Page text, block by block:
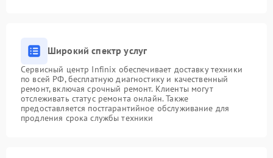
Широкий спектр услуг
Сервисный центр Infinix обеспечивает доставку техники
по всей РФ, бесплатную диагностику и качественный
ремонт, включая срочный ремонт. Клиенты могут
отслеживать статус ремонта онлайн. Также
предоставляется постгарантийное обслуживание для
продления срока службы техники